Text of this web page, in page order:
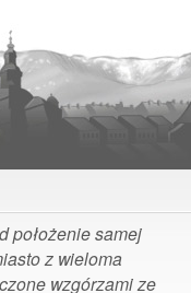
położenie samej
z wieloma
wzgórzami ze